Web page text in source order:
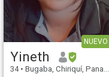
NUEVO
Yineth
34 • Bugaba, Chiriquí, Panamá